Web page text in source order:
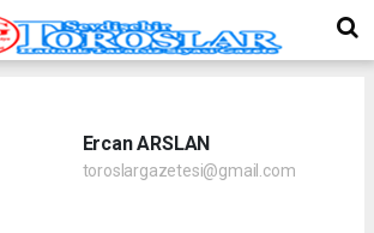
Ercan ARSLAN
toroslargazetesi@gmail.com